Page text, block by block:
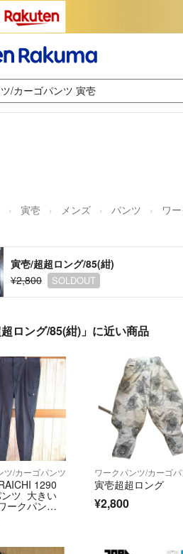
寅壱 メンズ パンツ ワ
寅壱/超超ロング/85(紺)
¥2,800
SOLDOUT
超ロング/85(紺)」に近い商品
ツ/カーゴパンツ
1290
ツ 大きい
ークパン
ワークパンツ/カーゴ
寅壱超超ロング
¥2,800